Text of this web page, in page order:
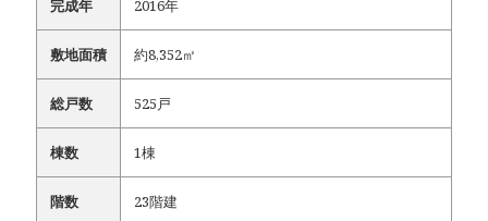
完成年 2016年
敷地面積 約8,352㎡
総戸数 525戸
棟数 1棟
階数 23階建